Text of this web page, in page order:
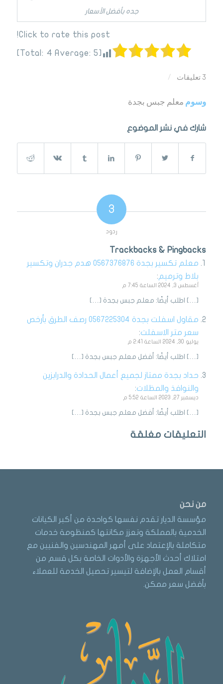
جده بأفضل الأسعار
Click to rate this post!
[Total:
4 Average: 5
]
3 تعليقات /
وسوم معلم جبس بجدة
شارك في نشر الموضوع
3
ردود
Trackbacks & Pingbacks
معلم تكسير بجدة 0567376876 هدم جدران وتكسير
بلاط وترميم :
أغسطس 3, 2024 الساعة 7:45 م
[…] اطلب أيضًا: معلم جبس بجدة […]
مقاول اسفلت بجدة 0567225304 رصف الطرق بأرخص
سعر متر الاسفلت:
يوليو 30, 2024 الساعة 2:41 م
[…] اطلب أيضًا: أفضل معلم جبس بجدة […]
حداد بجدة ممتاز لجميع أعمال الحدادة والدرابزين
والنوافذ والمظلات:
ديسمبر 27, 2023 الساعة 5:52 م
[…] اطلب أيضًا: أفضل معلم جبس بجدة […]
التعليقات مغلقة
من نحن
مؤسسة الديار تقدم نفسها كواحدة من أكبر الكيانات
الخدمية بالمملكة وتعزز مكانتها كمنظومة خدمات
متكاملة بالإعتماد على أمهر المهندسين والفنيين مع
امتلاك أحدث الأجهزة والأدوات الخاصة بكل قسم من
أقسام العمل بالإضافة لتيسير تحصيل الخدمة للعملاء
بأفضل سعر ممكن.